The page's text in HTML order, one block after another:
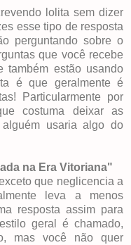
lolita sem dizer
esse tipo de resposta
perguntando sobre o
que você recebe
também estão usando
é que geralmente é
Particularmente por
costuma deixar as
usaria algo do
na Era Vitoriana"
que neglicencia a
leva a menos
resposta assim para
geral é chamado,
mas você não quer